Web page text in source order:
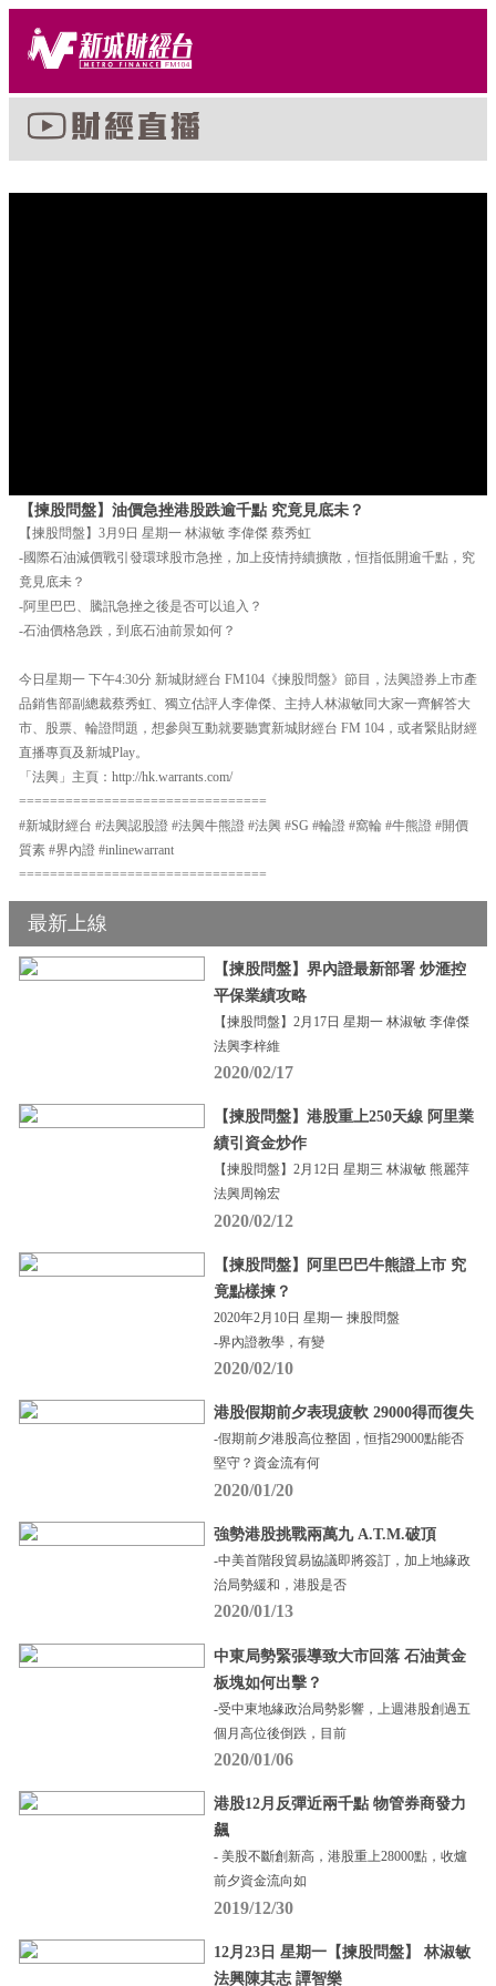
【揀股問盤】油價急挫港股跌逾千點 究竟見底未？
【揀股問盤】3月9日 星期一 林淑敏 李偉傑 蔡秀虹
-國際石油減價戰引發環球股市急挫，加上疫情持續擴散，恒指低開逾千點，究
竟見底未？
-阿里巴巴、騰訊急挫之後是否可以追入？
-石油價格急跌，到底石油前景如何？
今日星期一 下午4:30分 新城財經台 FM104《揀股問盤》節目，法興證券上市產
品銷售部副總裁蔡秀虹、獨立估評人李偉傑、主持人林淑敏同大家一齊解答大
市、股票、輪證問題，想參與互動就要聽實新城財經台 FM 104，或者緊貼財經
直播專頁及新城Play。
「法興」主頁：http://hk.warrants.com/
================================
#新城財經台 #法興認股證 #法興牛熊證 #法興 #SG #輪證 #窩輪 #牛熊證 #開價
質素 #界內證 #inlinewarrant
================================
最新上線
【揀股問盤】界內證最新部署 炒滙控
平保業績攻略
【揀股問盤】2月17日 星期一 林淑敏 李偉傑
法興李梓維
2020/02/17
【揀股問盤】港股重上250天線 阿里業
績引資金炒作
【揀股問盤】2月12日 星期三 林淑敏 熊麗萍
法興周翰宏
2020/02/12
【揀股問盤】阿里巴巴牛熊證上市 究
竟點樣揀？
2020年2月10日 星期一 揀股問盤
-界內證教學，有變
2020/02/10
港股假期前夕表現疲軟 29000得而復失
-假期前夕港股高位整固，恒指29000點能否
堅守？資金流有何
2020/01/20
強勢港股挑戰兩萬九 A.T.M.破頂
-中美首階段貿易協議即將簽訂，加上地緣政
治局勢緩和，港股是否
2020/01/13
中東局勢緊張導致大市回落 石油黃金
板塊如何出擊？
-受中東地緣政治局勢影響，上週港股創過五
個月高位後倒跌，目前
2020/01/06
港股12月反彈近兩千點 物管券商發力
飆
- 美股不斷創新高，港股重上28000點，收爐
前夕資金流向如
2019/12/30
12月23日 星期一【揀股問盤】 林淑敏
法興陳其志 譚智樂